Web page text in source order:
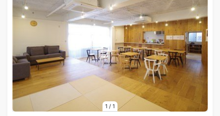
1 / 1